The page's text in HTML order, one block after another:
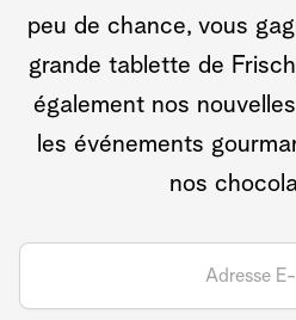
peu de chance, vous
grande tablette de
également nos
les événements
nos